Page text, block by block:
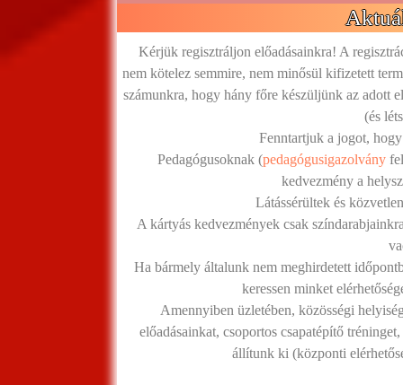
Kérjük regisztráljon előadásainkra! A
nem kötelez semmire, nem minősül kifizetett
számunkra, hogy hány főre készüljünk az adott
(és
Fenntartjuk a jogot,
Pedagógusoknak (pedagógusigazolvány
kedvezmény a
Látássérültek és
A kártyás kedvezmények csak
Ha bármely általunk nem meghirdetett
keressen minket
Amennyiben üzletében, közösségi
előadásainkat, csoportos csapatépítő
állítunk ki (központi